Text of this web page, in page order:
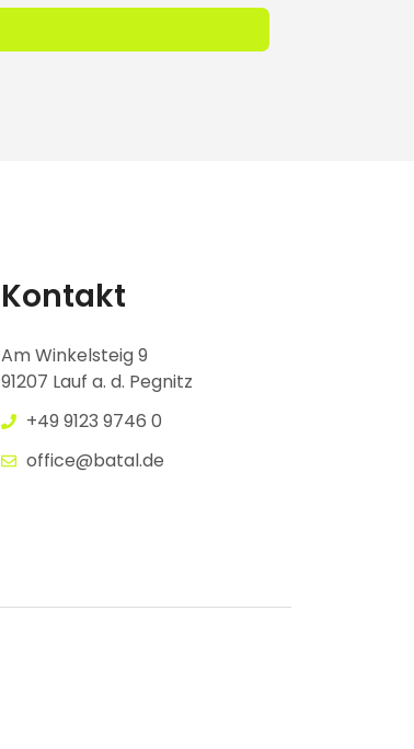
Kontakt
Am Winkelsteig 9
91207 Lauf a. d. Pegnitz
+49 9123 9746 0
office@batal.de